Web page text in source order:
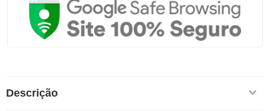
Descrição